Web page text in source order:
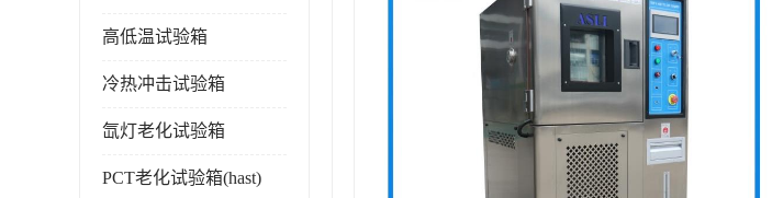
高低温试验箱
冷热冲击试验箱
氙灯老化试验箱
PCT老化试验箱(hast)